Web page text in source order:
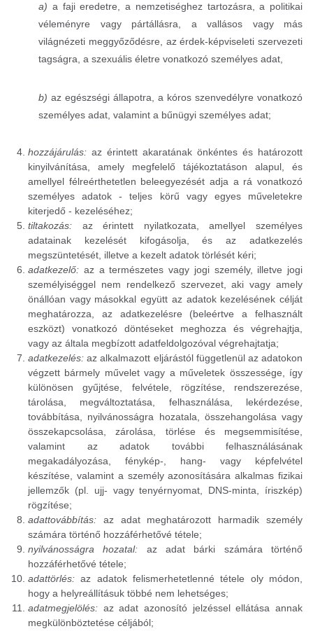
a) a faji eredetre, a nemzetiséghez tartozásra, a politikai
véleményre vagy pártállásra, a vallásos vagy más
világnézeti meggyőződésre, az érdek-képviseleti szervezeti
tagságra, a szexuális életre vonatkozó személyes adat,
b) az egészségi állapotra, a kóros szenvedélyre vonatkozó
személyes adat, valamint a bűnügyi személyes adat;
hozzájárulás: az érintett akaratának önkéntes és határozott
kinyilvánítása, amely megfelelő tájékoztatáson alapul, és
amellyel félreérthetetlen beleegyezését adja a rá vonatkozó
személyes adatok - teljes körű vagy egyes műveletekre
kiterjedő - kezeléséhez;
tiltakozás: az érintett nyilatkozata, amellyel személyes
adatainak kezelését kifogásolja, és az adatkezelés
megszüntetését, illetve a kezelt adatok törlését kéri;
adatkezelő: az a természetes vagy jogi személy, illetve jogi
személyiséggel nem rendelkező szervezet, aki vagy amely
önállóan vagy másokkal együtt az adatok kezelésének célját
meghatározza, az adatkezelésre (beleértve a felhasznált
eszközt) vonatkozó döntéseket meghozza és végrehajtja,
vagy az általa megbízott adatfeldolgozóval végrehajtatja;
adatkezelés:az alkalmazott eljárástól függetlenül az adatokon
végzett bármely művelet vagy a műveletek összessége, így
különösen gyűjtése, felvétele, rögzítése, rendszerezése,
tárolása, megváltoztatása, felhasználása, lekérdezése,
továbbítása, nyilvánosságra hozatala, összehangolása vagy
összekapcsolása, zárolása, törlése és megsemmisítése,
valamint az adatok további felhasználásának
megakadályozása, fénykép-, hang- vagy képfelvétel
készítése, valamint a személy azonosítására alkalmas fizikai
jellemzők (pl. ujj- vagy tenyérnyomat, DNS-minta, íriszkép)
rögzítése;
adattovábbítás: az adat meghatározott harmadik személy
számára történő hozzáférhetővé tétele;
nyilvánosságra hozatal: az adat bárki számára történő
hozzáférhetővé tétele;
adattörlés: az adatok felismerhetetlenné tétele oly módon,
hogy a helyreállításuk többé nem lehetséges;
adatmegjelölés: az adat azonosító jelzéssel ellátása annak
megkülönböztetése céljából;